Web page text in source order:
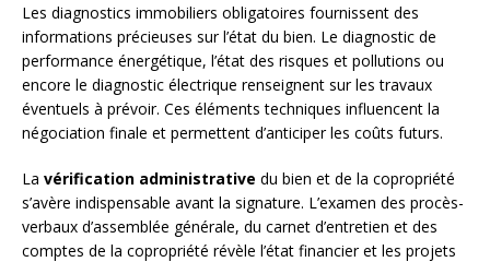
Les diagnostics immobiliers obligatoires fournissent des
informations précieuses sur l’état du bien. Le diagnostic de
performance énergétique, l’état des risques et pollutions ou
encore le diagnostic électrique renseignent sur les travaux
éventuels à prévoir. Ces éléments techniques influencent la
négociation finale et permettent d’anticiper les coûts futurs.
La vérification administrative du bien et de la copropriété
s’avère indispensable avant la signature. L’examen des procès-
verbaux d’assemblée générale, du carnet d’entretien et des
comptes de la copropriété révèle l’état financier et les projets